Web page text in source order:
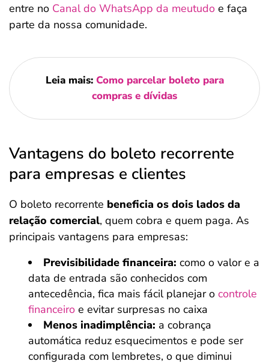
entre no Canal do WhatsApp da meutudo e faça
parte da nossa comunidade.
Leia mais: Como parcelar boleto para
compras e dívidas
Vantagens do boleto recorrente
para empresas e clientes
O boleto recorrente beneficia os dois lados da
relação comercial, quem cobra e quem paga. As
principais vantagens para empresas:
Previsibilidade financeira: como o valor e a
data de entrada são conhecidos com
antecedência, fica mais fácil planejar o controle
financeiro e evitar surpresas no caixa
Menos inadimplência: a cobrança
automática reduz esquecimentos e pode ser
configurada com lembretes, o que diminui